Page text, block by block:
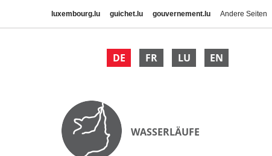
luxembourg.lu guichet.lu gouvernement.lu Andere Seiten
DE FR LU EN
WASSERLÄUFE